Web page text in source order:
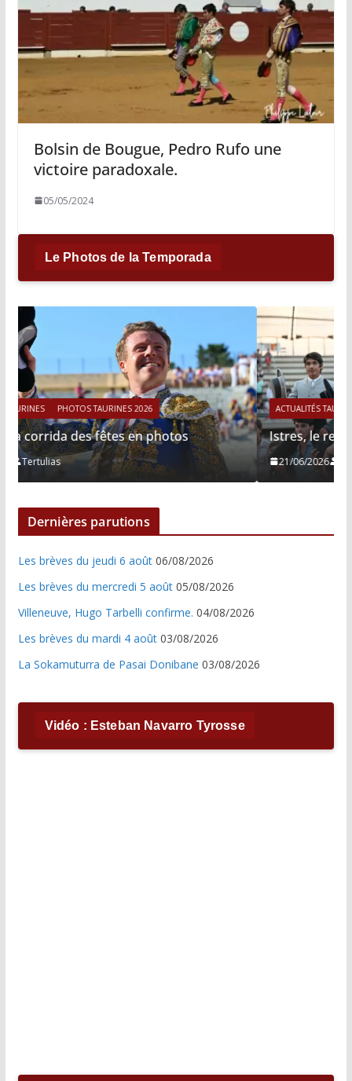
Bolsin de Bougue, Pedro Rufo une
victoire paradoxale.
05/05/2024
Le Photos de la Temporada
ACTUALITÉS TAURINES PHOTOS TAURINES 2026
Istres, le retour de Cesar Rincon en photos
21/06/2026 Tertulias
Dernières parutions
Les brèves du jeudi 6 août 06/08/2026
Les brèves du mercredi 5 août 05/08/2026
Villeneuve, Hugo Tarbelli confirme. 04/08/2026
Les brèves du mardi 4 août 03/08/2026
La Sokamuturra de Pasai Donibane 03/08/2026
Vidéo : Esteban Navarro Tyrosse